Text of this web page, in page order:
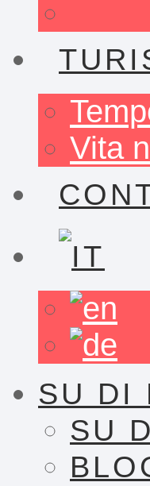
Vita
SU DI
SU